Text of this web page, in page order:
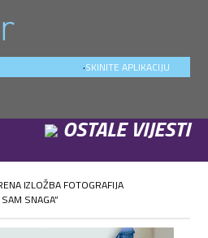
SKINITE APLIKACIJU
.
OSTALE VIJESTI
IZLOŽBA FOTOGRAFIJA
SNAGA”